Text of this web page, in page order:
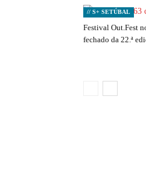
// S+ SETÚBAL
Festival Out.Fest
fechado da 22.ª